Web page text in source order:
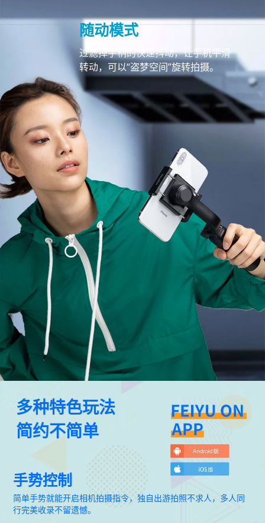
随动模式
过滤掉手柄的快速抖动，让手机平滑
转动，可以“盗梦空间”旋转拍摄。
多种特色玩法
简约不简单
手势控制
简单手势就能开启相机拍摄指令，独自出游拍照不求人，多人同
行完美收录不留遗憾。